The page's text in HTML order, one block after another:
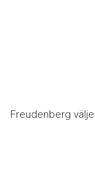
Freudenberg